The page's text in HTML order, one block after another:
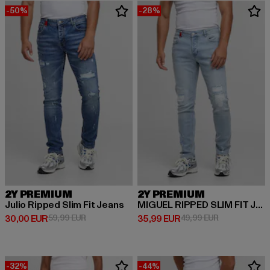
-50%
2Y PREMIUM
Julio Ripped Slim Fit Jeans
30,00 EUR
Derzeitiger Preis: 30,00 EUR
59,99 EURAktionspreis: 59,99 EUR
-28%
2Y PREMIUM
MIGUEL RIPPED SLIM FIT JEANS
35,99 EUR
Derzeitiger Preis: 35,99 EUR
49,99 EURAktionspreis:
-32% -44%